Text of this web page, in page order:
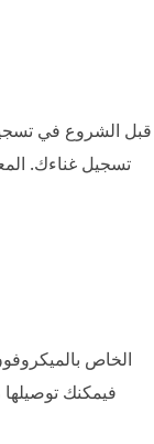
قبل الشروع في
تسجيل غناءك.